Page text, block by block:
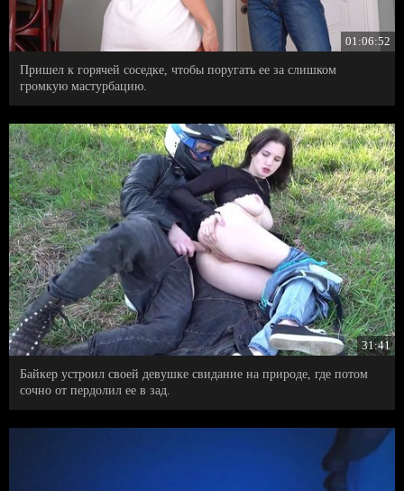
01:06:52
Пришел к горячей соседке, чтобы поругать ее за слишком
громкую мастурбацию.
31:41
Байкер устроил своей девушке свидание на природе, где потом
сочно от пердолил ее в зад.